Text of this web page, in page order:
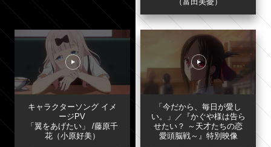
INTRODUCTION
STORY
STAFF&CAST
ONAIR
COMICS
RADIO
GOODS
EVENT
キャラクターソング イメ
ージPV
「翼をあげたい」 /藤原千
花（小原好美）
「今だから、毎日が愛し
い。」／『かぐや様は告ら
せたい？ ～天才たちの恋
愛頭脳戦～』特別映像